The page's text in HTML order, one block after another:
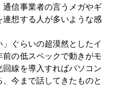
信事業者の言うメガやギ
想する人が多いような感
」ぐらいの超漠然としたイ
の低スペックで動きがモ
線を導入すればパソコン
今まで話してきたものと